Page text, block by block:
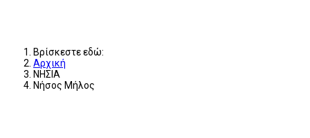
Βρίσκεστε εδώ:
Αρχική
ΝΗΣΙΑ
Νήσος Μήλος